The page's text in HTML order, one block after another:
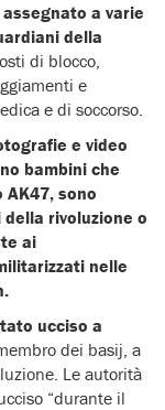
assegnato a varie
della
di blocco,
e
e di soccorso.
e video
bambini che
sono
rivoluzione o
ai
nelle
ucciso a
dei basij, a
Le autorità
“durante il